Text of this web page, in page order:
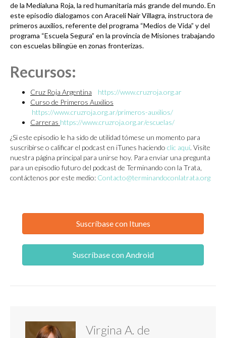
de la Medialuna Roja, la red humanitaria más grande del mundo. En
este episodio dialogamos con Araceli Nair Villagra, instructora de
primeros auxilios, referente del programa “Medios de Vida” y del
programa “Escuela Segura” en la provincia de Misiones trabajando
con escuelas bilingüe en zonas fronterizas.
Recursos:
Cruz Roja Argentina
https://www.cruzroja.org.ar
Curso de Primeros Auxilios
https://www.cruzroja.org.ar/primeros-auxilios/
Carreras https://www.cruzroja.org.ar/escuelas/
¿Si este episodio le ha sido de utilidad tómese un momento para
suscribirse o calificar el podcast en iTunes haciendo clic aquí. Visite
nuestra página principal para unirse hoy. Para enviar una pregunta
para un episodio futuro del podcast de Terminando con la Trata,
contáctenos por este medio: Contacto@terminandoconlatrata.org
Suscríbase con Itunes
Suscríbase con Android
Virgina A. de